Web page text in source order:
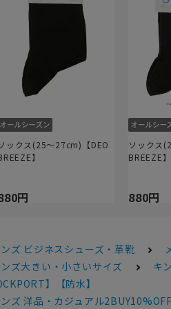
ックス(25～27cm)【DEO
】
円
ソックス
BREEZE】
880円
ンズ ビジネスシューズ・革靴
ンズ大きい・小さいサイズ キ
】【防水】
ンズ 洋品・カジュアル2BUY10%OFF